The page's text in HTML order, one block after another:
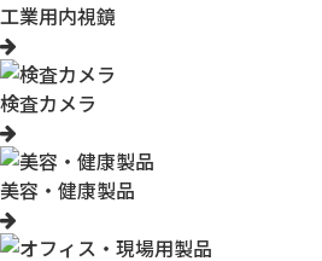
工業用内視鏡
検査カメラ
美容・健康製品